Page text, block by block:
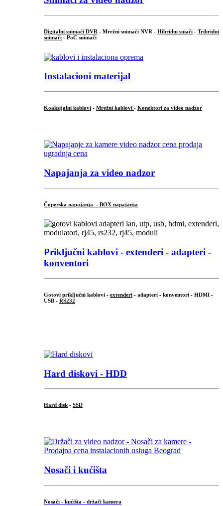
Digitalni snimači DVR - Mrežni snimači NVR - Hibridni sniači - Tribridni
snimači - PoC snimači
Instalacioni materijal
Koaksijalni kablovi - Mrežni kablovi - Konektori za video nadzor
Napajanja za video nadzor
Čoperska napajanja - BOX napajanja
Priključni kablovi - extenderi - adapteri -
konventori
Gotovi priključni kablovi - extenderi - adapteri - konventori - HDMI -
USB - RS232
Hard diskovi - HDD
Hard disk - SSD
Nosači i kućišta
Nosači - kućišta - držači kamera